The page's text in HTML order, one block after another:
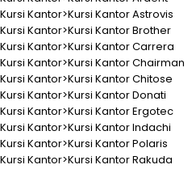
Kursi Kantor>Kursi Kantor Astrovis
Kursi Kantor>Kursi Kantor Brother
Kursi Kantor>Kursi Kantor Carrera
Kursi Kantor>Kursi Kantor Chairman
Kursi Kantor>Kursi Kantor Chitose
Kursi Kantor>Kursi Kantor Donati
Kursi Kantor>Kursi Kantor Ergotec
Kursi Kantor>Kursi Kantor Indachi
Kursi Kantor>Kursi Kantor Polaris
Kursi Kantor>Kursi Kantor Rakuda